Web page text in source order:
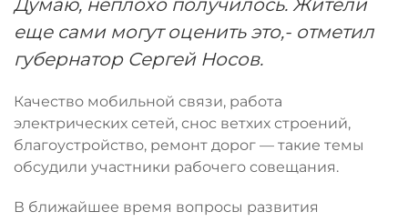
еще сами могут оценить это,- отметил
губернатор Сергей Носов.
Качество мобильной связи, работа
электрических сетей, снос ветхих строений,
благоустройство, ремонт дорог — такие темы
обсудили участники рабочего совещания.
В ближайшее время вопросы развития